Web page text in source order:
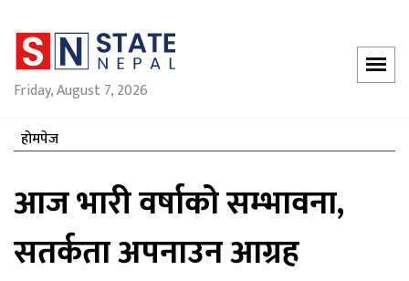
Friday, August 7, 2026
होमपेज
आज भारी वर्षाको सम्भावना,
सतर्कता अपनाउन आग्रह